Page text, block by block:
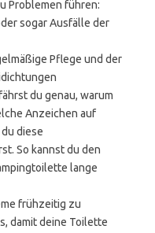
Problemen führen:
sogar Ausfälle der
Pflege und der
du genau, warum
Anzeichen auf
diese
So kannst du den
lange
frühzeitig zu
damit deine Toilette